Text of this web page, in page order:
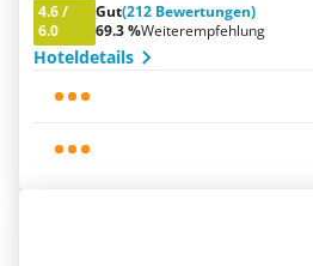
4.6/
6.0
Gut(212 Bewertungen)
69.3 %Weiterempfehlung
Hoteldetails